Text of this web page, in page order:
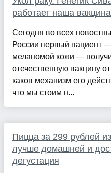
работает наша
Сегодня во всех
России первый пациент
меланомой кожи —
отечественную вакцину
каков механизм его
что мы стоим н...
Пицца за 299 рублей
лучше домашней и
дегустация